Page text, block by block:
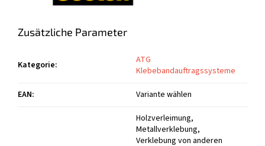
Zusätzliche Parameter
Kategorie:
ATG
Klebebandauftragssysteme
EAN:
Variante wählen
Holzverleimung,
Metallverklebung,
Verklebung von anderen